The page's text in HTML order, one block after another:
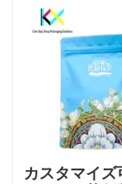
引金 を 求め
プラスチッ
堆肥化可能
カスタマイズ